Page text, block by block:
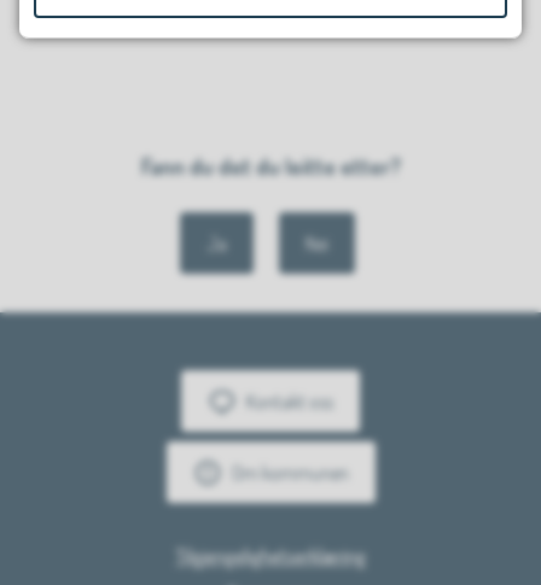
Fann du det du leitte etter?
Ja Nei
Kontakt oss
Om kommunen
Tilgjengelighetserklæring